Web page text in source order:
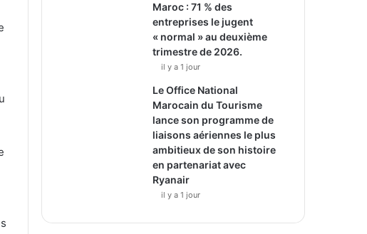
Maroc : 71 % des
entreprises le jugent
« normal » au deuxième
trimestre de 2026.
il y a 1 jour
Le Office National
Marocain du Tourisme
lance son programme de
liaisons aériennes le plus
ambitieux de son histoire
en partenariat avec
Ryanair
il y a 1 jour